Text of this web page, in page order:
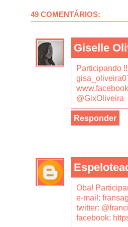
49 COMENTÁRIOS:
Giselle
Participando
@GixOliveira
Responder
Oba!
e-mail:
twitter:
facebook: